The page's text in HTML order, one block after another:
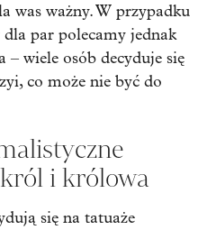
was ważny. W przypadku
par polecamy jednak
wiele osób decyduje się
co może nie być do
i królowa
się na tatuaże